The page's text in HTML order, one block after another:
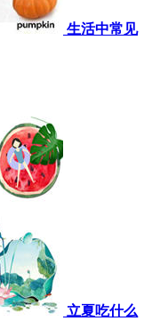
生活中常见
立夏吃什么